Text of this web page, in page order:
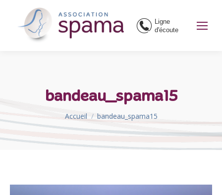
Ligne
d'écoute
bandeau_spama15
Vous êtes ici :
Accueil bandeau_spama15